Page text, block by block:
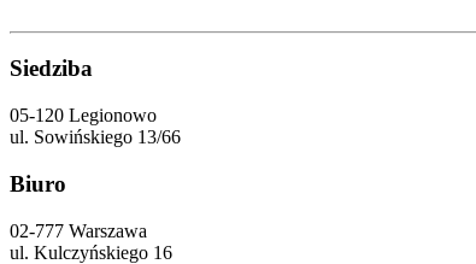
Siedziba
05-120 Legionowo
ul. Sowińskiego 13/66
Biuro
02-777 Warszawa
ul. Kulczyńskiego 16